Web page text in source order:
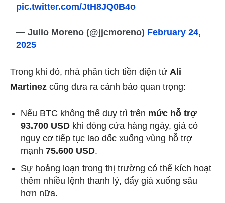
pic.twitter.com/JtH8JQ0B4o
— Julio Moreno (@jjcmoreno) February 24,
2025
Trong khi đó, nhà phân tích tiền điện tử Ali
Martinez cũng đưa ra cảnh báo quan trọng:
Nếu BTC không thể duy trì trên mức hỗ trợ
93.700 USD khi đóng cửa hàng ngày, giá có
nguy cơ tiếp tục lao dốc xuống vùng hỗ trợ
mạnh 75.600 USD.
Sự hoảng loạn trong thị trường có thể kích hoạt
thêm nhiều lệnh thanh lý, đẩy giá xuống sâu
hơn nữa.